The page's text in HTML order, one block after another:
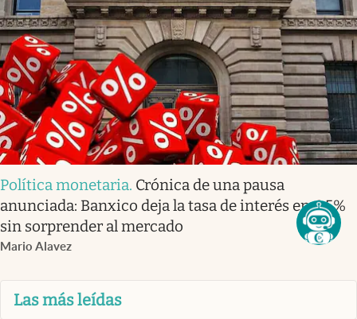
Política monetaria. Crónica de una pausa
anunciada: Banxico deja la tasa de interés en 6.5%
sin sorprender al mercado
Mario Alavez
Las más leídas